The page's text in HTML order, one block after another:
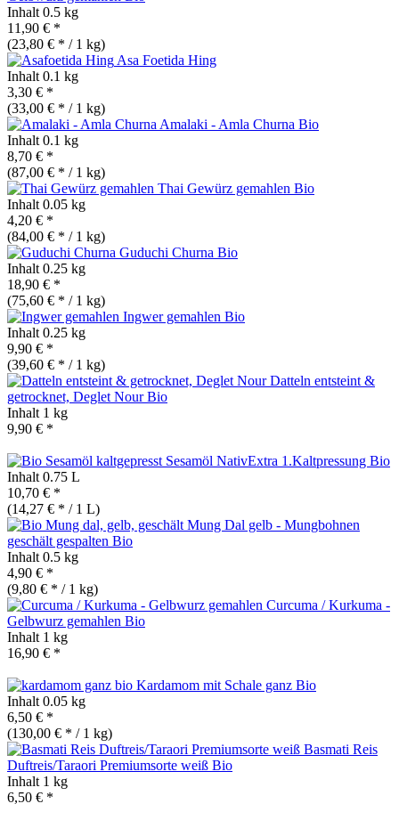
Inhalt 0.5 kg
11,90 € *
(23,80 € * / 1 kg)
Asa Foetida Hing
Inhalt 0.1 kg
3,30 € *
(33,00 € * / 1 kg)
Amalaki - Amla Churna Bio
Inhalt 0.1 kg
8,70 € *
(87,00 € * / 1 kg)
Thai Gewürz gemahlen Bio
Inhalt 0.05 kg
4,20 € *
(84,00 € * / 1 kg)
Guduchi Churna Bio
Inhalt 0.25 kg
18,90 € *
(75,60 € * / 1 kg)
Ingwer gemahlen Bio
Inhalt 0.25 kg
9,90 € *
(39,60 € * / 1 kg)
Datteln entsteint &
getrocknet, Deglet NourBio
Inhalt 1 kg
9,90 € *
Sesamöl NativExtra 1.Kaltpressung Bio
Inhalt 0.75 L
10,70 € *
(14,27 € * / 1 L)
Mung Dal gelb - Mungbohnen
geschält gespalten Bio
Inhalt 0.5 kg
4,90 € *
(9,80 € * / 1 kg)
Curcuma / Kurkuma -
Gelbwurz gemahlen Bio
Inhalt 1 kg
16,90 € *
Kardamom mit Schale ganz Bio
Inhalt 0.05 kg
6,50 € *
(130,00 € * / 1 kg)
Basmati Reis
Duftreis/Taraori Premiumsorte weiß Bio
Inhalt 1 kg
6,50 € *